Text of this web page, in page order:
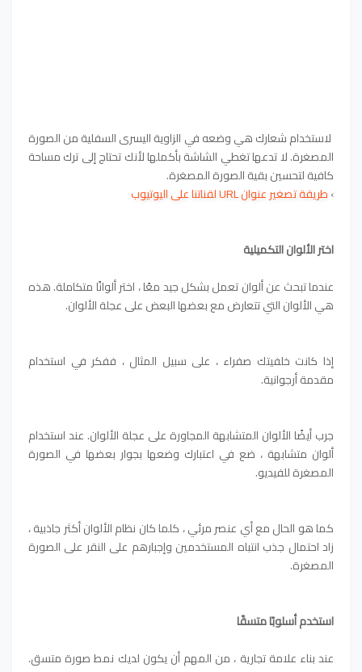
لاستخدام شعارك هي وضعه في الزاوية اليسرى السفلية من الصورة
المصغرة. لا تدعها تغطي الشاشة بأكملها لأنك تحتاج إلى ترك مساحة
كافية لتحسين بقية الصورة المصغرة.
›طريقة تصغير عنوان URL لقناتنا على اليوتيوب
اختر الألوان التكميلية
عندما تبحث عن ألوان تعمل بشكل جيد معًا ، اختر ألوانًا متكاملة. هذه
هي الألوان التي تتعارض مع بعضها البعض على عجلة الألوان.
إذا كانت خلفيتك صفراء ، على سبيل المثال ، ففكر في استخدام
مقدمة أرجوانية.
جرب أيضًا الألوان المتشابهة المجاورة على عجلة الألوان. عند استخدام
ألوان متشابهة ، ضع في اعتبارك وضعها بجوار بعضها في الصورة
المصغرة للفيديو.
كما هو الحال مع أي عنصر مرئي ، كلما كان نظام الألوان أكثر جاذبية ،
زاد احتمال جذب انتباه المستخدمين وإجبارهم على النقر على الصورة
المصغرة.
استخدم أسلوبًا متسقًا
عند بناء علامة تجارية ، من المهم أن يكون لديك نمط صورة متسق.